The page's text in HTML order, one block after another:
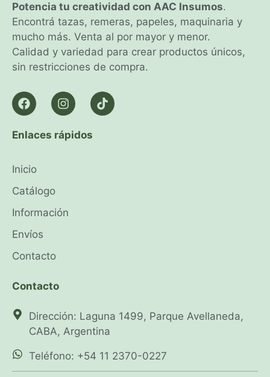
Potencia tu creatividad con AAC Insumos.
Encontrá tazas, remeras, papeles, maquinaria y
mucho más. Venta al por mayor y menor.
Calidad y variedad para crear productos únicos,
sin restricciones de compra.
Enlaces rápidos
Inicio
Catálogo
Información
Envíos
Contacto
Contacto
Dirección: Laguna 1499, Parque Avellaneda,
CABA, Argentina
Teléfono: +54 11 2370-0227